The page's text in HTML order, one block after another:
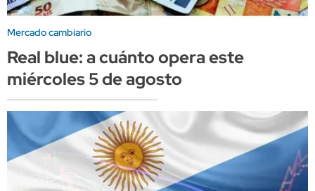
Mercado cambiario
Real blue: a cuánto opera este
miércoles 5 de agosto